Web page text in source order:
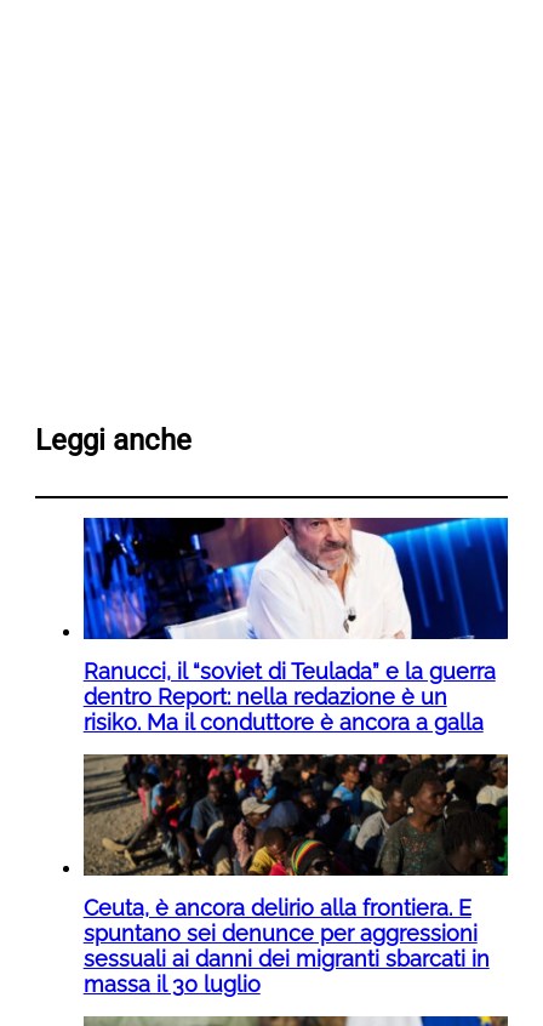
Leggi anche
Ranucci, il “soviet di Teulada” e la guerra
dentro Report: nella redazione è un
risiko. Ma il conduttore è ancora a galla
Ceuta, è ancora delirio alla frontiera. E
spuntano sei denunce per aggressioni
sessuali ai danni dei migranti sbarcati in
massa il 30 luglio